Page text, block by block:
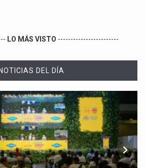
LO MÁS VISTO ------------------------
NOTICIAS DEL DÍA